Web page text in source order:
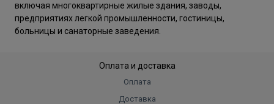
включая многоквартирные жилые здания, заводы,
предприятиях легкой промышленности, гостиницы,
больницы и санаторные заведения.
Оплата и доставка
Оплата
Доставка